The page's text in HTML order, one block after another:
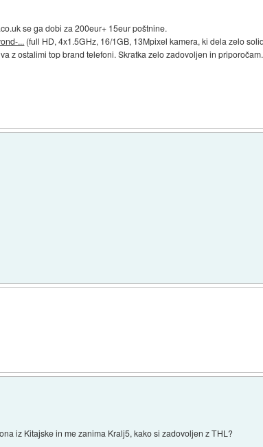
se ga dobi za 200eur+ 15eur poštnine.
... (full HD, 4x1.5GHz, 16/1GB, 13Mpixel kamera, ki dela zelo
z ostalimi top brand telefoni. Skratka zelo zadovoljen in priporočam.
iz Kitajske in me zanima Kralj5, kako si zadovoljen z THL?